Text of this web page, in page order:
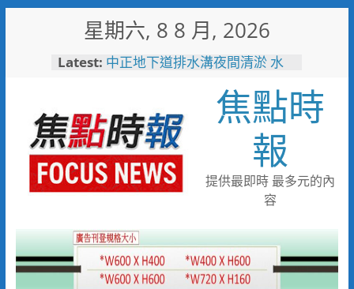
星期六, 8 8 月, 2026
Latest: 中正地下道排水溝夜間清淤 水
台中市技職教育再攀高峰！ 全
國技能競賽勇奪23面獎牌
日本花藝大師梅垣稔抵台交流
「花見日和」展現台日花藝文化
魅力 8月8日精彩展演登場
彰化縣長參選人魏平政彰化造
勢 喊福利超越六都承接王惠美
4輛高規格救護車 首配全自動
電動擔架床
焦點時
報
提供最即時 最多元的內
容